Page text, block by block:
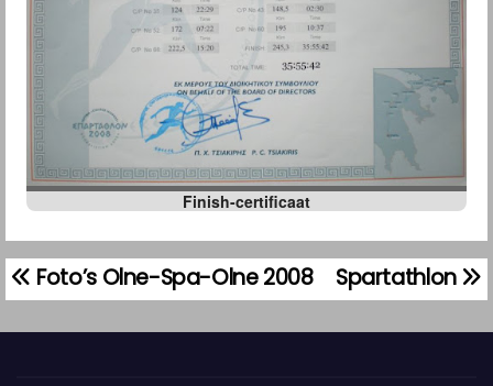
Finish-certificaat
B
e
Spartathlon
Foto’s Olne-Spa-Olne 2008